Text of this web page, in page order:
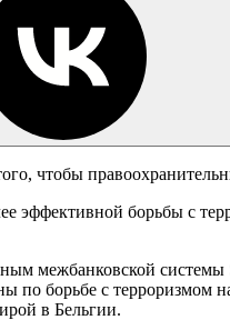
чтобы
эффективной борьбы с
межбанковской
по борьбе с
в Бельгии.